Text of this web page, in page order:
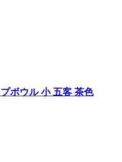
ボウル 小 五客 茶色